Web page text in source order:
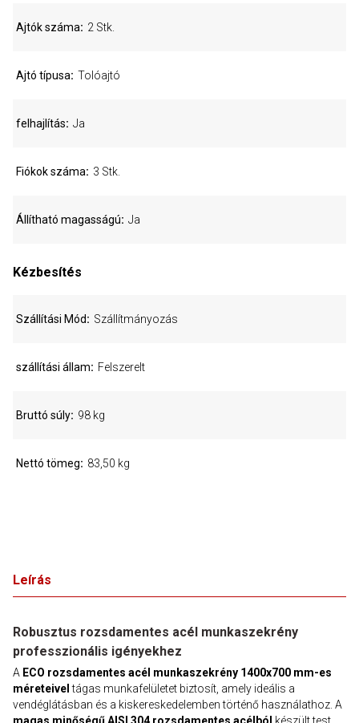
Leírás
Robusztus rozsdamentes acél munkaszekrény
professzionális igényekhez
A ECO rozsdamentes acél munkaszekrény 1400x700 mm-es
méreteivel tágas munkafelületet biztosít, amely ideális a
vendéglátásban és a kiskereskedelemben történő használathoz. A
Ajtók száma 2 Stk.
Ajtó típusa Tolóajtó
felhajlítás Ja
Fiókok száma 3 Stk.
Állítható magasságú Ja
Kézbesítés
Szállítási Mód Szállítmányozás
szállítási állam Felszerelt
Bruttó súly 98 kg
Nettó tömeg 83,50 kg